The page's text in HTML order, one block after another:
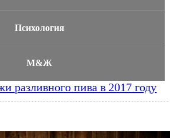
Психология
М&Ж
разливного пива в 2017 году